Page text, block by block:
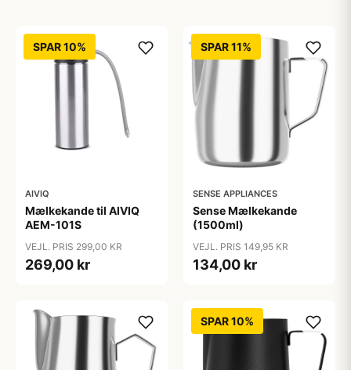
SPAR 10%
AIVIQ
Mælkekande til AIVIQ
AEM-101S
VEJL. PRIS 299,00 KR
269,00 kr
SPAR 11%
SENSE APPLIANCES
Sense Mælkekande
(1500ml)
VEJL. PRIS 149,95 KR
134,00 kr
SPAR 10%